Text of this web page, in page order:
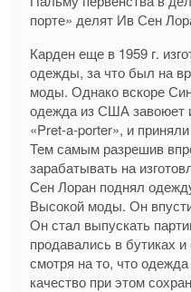
порте» делят Ив Сен
Карден еще в 1959 г.
одежды, за что был на
моды. Однако вскоре
одежда из США завоюет
«Pret-a-porter», и
Тем самым разрешив
зарабатывать на
Сен Лоран поднял
Высокой моды. Он
Он стал выпускать
продавались в бутиках
смотря на то, что
качество при этом